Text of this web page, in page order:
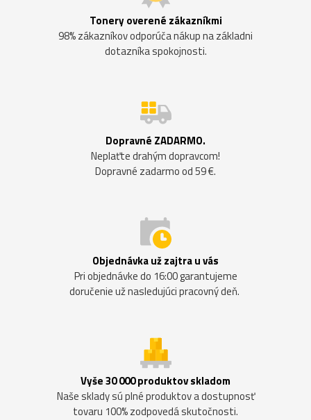
Tonery overené zákazníkmi
98% zákazníkov odporúča nákup na základni
dotazníka spokojnosti.
Dopravné ZADARMO.
Neplaťte drahým dopravcom!
Dopravné zadarmo od 59 €.
Objednávka už zajtra u vás
Pri objednávke do 16:00 garantujeme
doručenie už nasledujúci pracovný deň.
Vyše 30 000 produktov skladom
Naše sklady sú plné produktov a dostupnosť
tovaru 100% zodpovedá skutočnosti.